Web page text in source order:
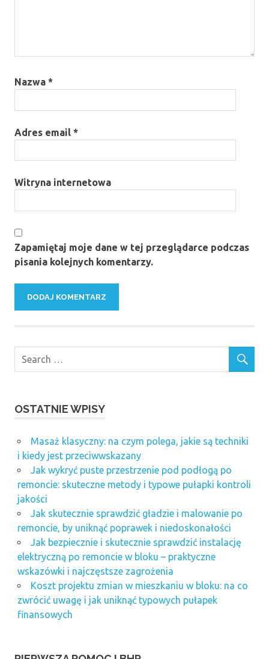
Nazwa *
Adres email *
Witryna internetowa
Zapamiętaj moje dane w tej przeglądarce podczas
pisania kolejnych komentarzy.
OSTATNIE WPISY
Masaż klasyczny: na czym polega, jakie są techniki
i kiedy jest przeciwwskazany
Jak wykryć puste przestrzenie pod podłogą po
remoncie: skuteczne metody i typowe pułapki kontroli
jakości
Jak skutecznie sprawdzić gładzie i malowanie po
remoncie, by uniknąć poprawek i niedoskonałości
Jak bezpiecznie i skutecznie sprawdzić instalację
elektryczną po remoncie w bloku – praktyczne
wskazówki i najczęstsze zagrożenia
Koszt projektu zmian w mieszkaniu w bloku: na co
zwrócić uwagę i jak uniknąć typowych pułapek
finansowych